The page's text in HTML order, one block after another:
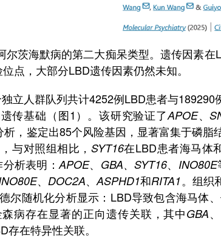
尔茨海默病的第二大痴呆类型。遗传因素在
点，大部分LBD遗传因素仍然未知。
立人群队列共计4252例LBD患者与189290
传基础（图1 ）。该研究验证了APOE、
析，鉴定出85个风险基因，显著富集于磷脂
与对照组相比， SYT16在LBD患者海马体
析表明：APOE、 GBA、SYT16、 INO80E
、 DOC2A、ASPHD1和RITA1 。组织
尔随机化分析显示： LBD导致包含海马体
病存在显著的正向遗传关联，其中GBA、
存在特异性关联。